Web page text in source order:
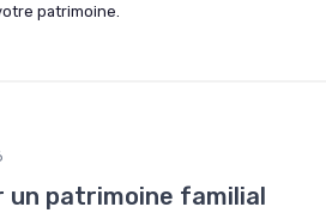
patrimoine.
un patrimoine familial